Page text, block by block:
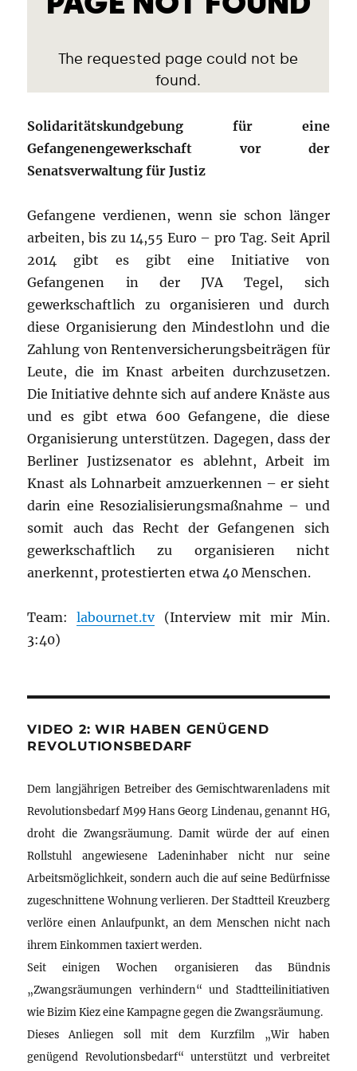
Solidaritätskundgebung für eine
Gefangenengewerkschaft vor der
Senatsverwaltung für Justiz
Gefangene verdienen, wenn sie schon länger
arbeiten, bis zu 14,55 Euro – pro Tag. Seit April
2014 gibt es gibt eine Initiative von
Gefangenen in der JVA Tegel, sich
gewerkschaftlich zu organisieren und durch
diese Organisierung den Mindestlohn und die
Zahlung von Rentenversicherungsbeiträgen für
Leute, die im Knast arbeiten durchzusetzen.
Die Initiative dehnte sich auf andere Knäste aus
und es gibt etwa 600 Gefangene, die diese
Organisierung unterstützen. Dagegen, dass der
Berliner Justizsenator es ablehnt, Arbeit im
Knast als Lohnarbeit amzuerkennen – er sieht
darin eine Resozialisierungsmaßnahme – und
somit auch das Recht der Gefangenen sich
gewerkschaftlich zu organisieren nicht
anerkennt, protestierten etwa 40 Menschen.
Team:labournet.tv(Interview mit mir Min.
3:40)
VIDEO 2: WIR HABEN GENÜGEND
REVOLUTIONSBEDARF
Dem langjährigen Betreiber des Gemischtwarenladens mit
Revolutionsbedarf M99 Hans Georg Lindenau, genannt HG,
droht die Zwangsräumung. Damit würde der auf einen
Rollstuhl angewiesene Ladeninhaber nicht nur seine
Arbeitsmöglichkeit, sondern auch die auf seine Bedürfnisse
zugeschnittene Wohnung verlieren. Der Stadtteil Kreuzberg
verlöre einen Anlaufpunkt, an dem Menschen nicht nach
ihrem Einkommen taxiert werden.
Seit einigen Wochen organisieren das Bündnis
„Zwangsräumungen verhindern“ und Stadtteilinitiativen
wie Bizim Kiez eine Kampagne gegen die Zwangsräumung.
Dieses Anliegen soll mit dem Kurzfilm „Wir haben
genügend Revolutionsbedarf“ unterstützt und verbreitet